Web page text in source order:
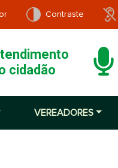
Contraste
cidadão
VEREADORES